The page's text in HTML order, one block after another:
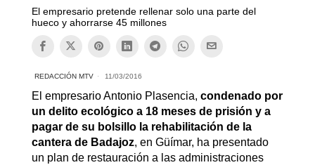
El empresario pretende rellenar solo una parte del
hueco y ahorrarse 45 millones
REDACCIÓN MTV 11/03/2016
El empresario Antonio Plasencia, condenado por
un delito ecológico a 18 meses de prisión y a
pagar de su bolsillo la rehabilitación de la
cantera de Badajoz, en Güímar, ha presentado
un plan de restauración a las administraciones